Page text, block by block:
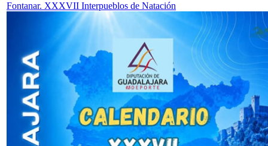
Fontanar. XXXVII Interpueblos de Natación